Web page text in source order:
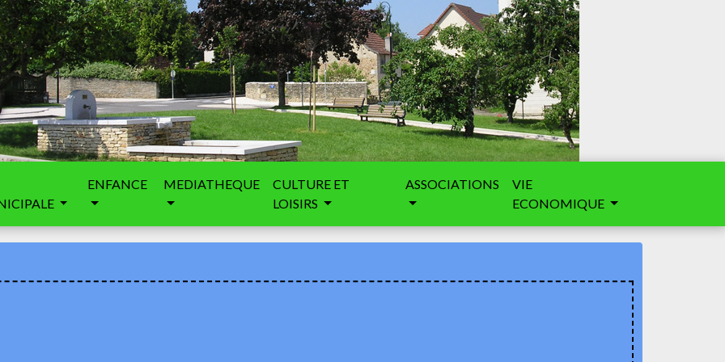
ENFANCE MEDIATHEQUE
CULTURE ET
LOISIRS
ASSOCIATIONS
VIE
ECONOMIQUE